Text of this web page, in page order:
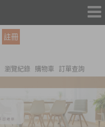
註冊
瀏覽紀錄 購物車 訂單查詢